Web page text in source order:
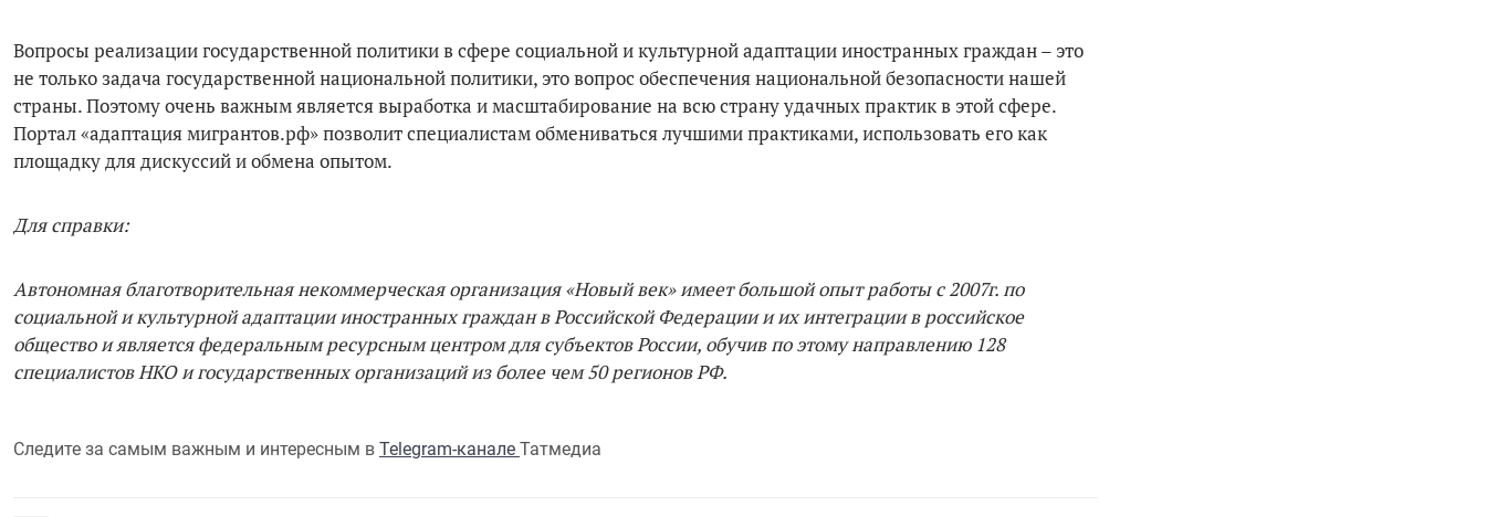
Вопросы реализации государственной политики в сфере социальной и культурной адаптации иностранных граждан – это
не только задача государственной национальной политики, это вопрос обеспечения национальной безопасности нашей
страны. Поэтому очень важным является выработка и масштабирование на всю страну удачных практик в этой сфере.
Портал «адаптация мигрантов.рф» позволит специалистам обмениваться лучшими практиками, использовать его как
площадку для дискуссий и обмена опытом.
Для справки:
Автономная благотворительная некоммерческая организация «Новый век» имеет большой опыт работы с 2007г. по
социальной и культурной адаптации иностранных граждан в Российской Федерации и их интеграции в российское
общество и является федеральным ресурсным центром для субъектов России, обучив по этому направлению 128
специалистов НКО и государственных организаций из более чем 50 регионов РФ.
Следите за самым важным и интересным в Telegram-канале Татмедиа